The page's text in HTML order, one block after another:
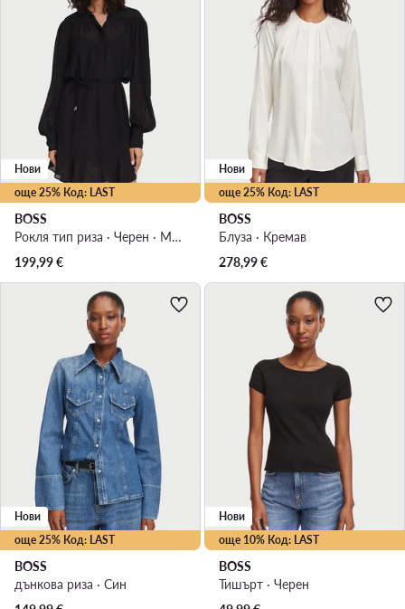
още 25% Код: LAST
Нови
BOSS
Рокля тип риза · Черен · Мини
199,99€
още 25% Код: LAST
Нови
BOSS
Блуза · Кремав
278,99€
още 25% Код: LAST
Нови
BOSS
дънкова риза · Син
още 10% Код: LAST
Нови
BOSS
Тишърт · Черен